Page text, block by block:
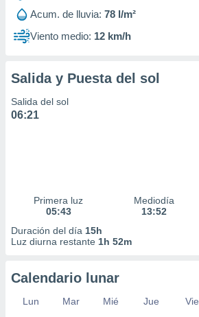
Acum. de lluvia: 78 l/m²
Viento medio: 12 km/h
Salida y Puesta del sol
Salida del sol
06:21
Primera luz
05:43
Mediodía
13:52
Duración del día 15h
Luz diurna restante 1h 52m
Calendario lunar
Lun Mar Mié Jue Vie